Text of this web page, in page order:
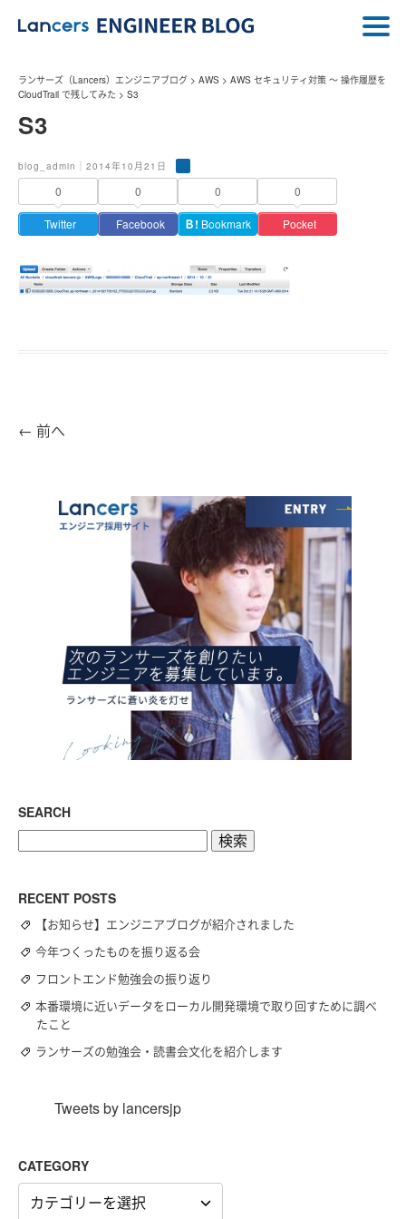
ランサーズ（Lancers）エンジニアブログ > AWS > AWS セキュリティ対策 〜 操作履歴を
CloudTrail で残してみた > S3
S3
blog_admin｜2014年10月21日
0
Twitter
0
Facebook
0
Ｂ! Bookmark
0
Pocket
← 前へ
SEARCH
RECENT POSTS
【お知らせ】エンジニアブログが紹介されました
今年つくったものを振り返る会
フロントエンド勉強会の振り返り
本番環境に近いデータをローカル開発環境で取り回すために調べ
たこと
ランサーズの勉強会・読書会文化を紹介します
Tweets by lancersjp
CATEGORY
CATEGORY